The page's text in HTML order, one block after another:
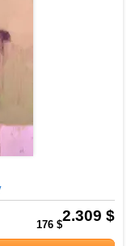
2.309 $
176 $